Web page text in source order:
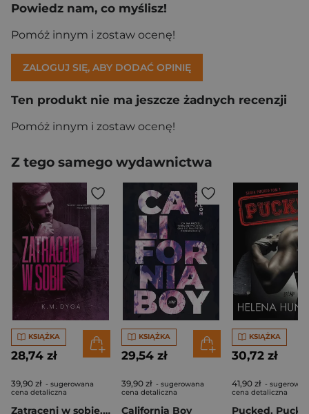
Powiedz nam, co myślisz!
Pomóż innym i zostaw ocenę!
ZALOGUJ SIĘ, ABY DODAĆ OPINIĘ
Ten produkt nie ma jeszcze żadnych recenzji
Pomóż innym i zostaw ocenę!
Z tego samego wydawnictwa
KSIĄŻKA
28,74 zł
39,90 zł - sugerowana
cena detaliczna
Zatraceni w sobie. Zatraceni. Tom 1
KSIĄŻKA
29,54 zł
39,90 zł - sugerowana
cena detaliczna
California Boy
KSIĄŻKA
30,72 zł
41,90 zł -
cena detaliczna